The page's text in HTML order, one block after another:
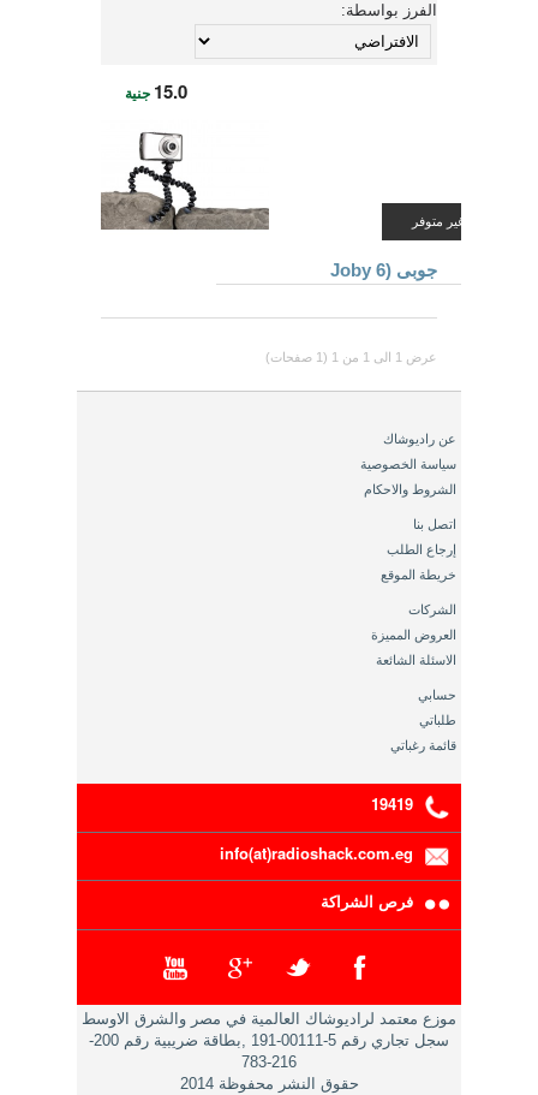
الفرز بواسطة:
غير متوفر
15.0 جنية
جوبى (Joby 6
عرض 1 الى 1 من 1 (1 صفحات)
عن راديوشاك
سياسة الخصوصية
الشروط والاحكام
اتصل بنا
إرجاع الطلب
خريطة الموقع
الشركات
العروض المميزة
الاسئلة الشائعة
حسابي
طلباتي
قائمة رغباتي
19419
info(at)radioshack.com.eg
فرص الشراكة
موزع معتمد لراديوشاك العالمية في مصر والشرق الاوسط
سجل تجاري رقم 5-00111-191 ,بطاقة ضريبية رقم 200-
216-783
حقوق النشر محفوظة 2014